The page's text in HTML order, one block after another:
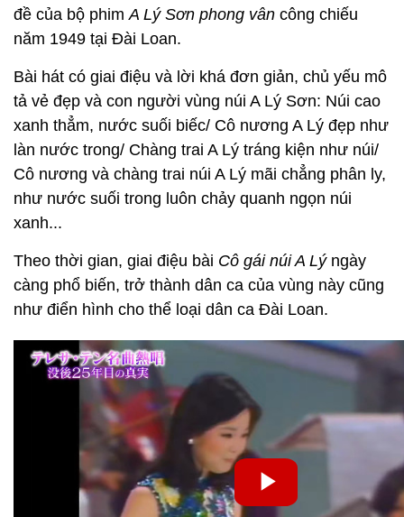
đề của bộ phim A Lý Sơn phong vân công chiếu
năm 1949 tại Đài Loan.
Bài hát có giai điệu và lời khá đơn giản, chủ yếu mô
tả vẻ đẹp và con người vùng núi A Lý Sơn: Núi cao
xanh thẳm, nước suối biếc/ Cô nương A Lý đẹp như
làn nước trong/ Chàng trai A Lý tráng kiện như núi/
Cô nương và chàng trai núi A Lý mãi chẳng phân ly,
như nước suối trong luôn chảy quanh ngọn núi
xanh...
Theo thời gian, giai điệu bài Cô gái núi A Lýngày
càng phổ biến, trở thành dân ca của vùng này cũng
như điển hình cho thể loại dân ca Đài Loan.